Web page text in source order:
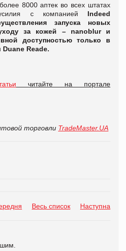
8000 аптек во всех штатах
с компанией Indeed
запуска новых
за кожей – nanoblurи
доступностью только в
Duane Reade.
читайте на портале
торговли TradeMaster.UA
Весь список Наступна